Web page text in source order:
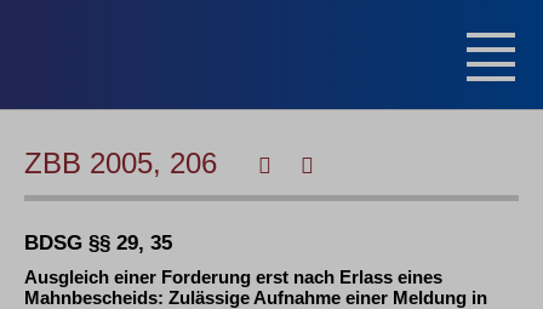
ZBB 2005, 206
BDSG §§ 29, 35
Ausgleich einer Forderung erst nach Erlass eines
Mahnbescheids: Zulässige Aufnahme einer Meldung in